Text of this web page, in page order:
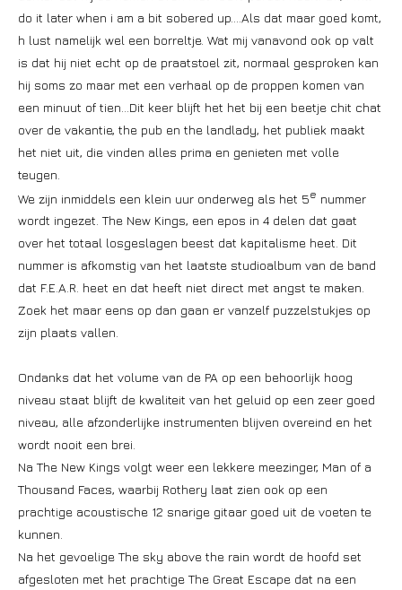
do it later when i am a bit sobered up….Als dat maar goed komt,
h lust namelijk wel een borreltje. Wat mij vanavond ook op valt
is dat hij niet echt op de praatstoel zit, normaal gesproken kan
hij soms zo maar met een verhaal op de proppen komen van
een minuut of tien…Dit keer blijft het het bij een beetje chit chat
over de vakantie, the pub en the landlady, het publiek maakt
het niet uit, die vinden alles prima en genieten met volle
teugen.
We zijn inmiddels een klein uur onderweg als het 5e nummer
wordt ingezet. The New Kings, een epos in 4 delen dat gaat
over het totaal losgeslagen beest dat kapitalisme heet. Dit
nummer is afkomstig van het laatste studioalbum van de band
dat F.E.A.R. heet en dat heeft niet direct met angst te maken.
Zoek het maar eens op dan gaan er vanzelf puzzelstukjes op
zijn plaats vallen.
Ondanks dat het volume van de PA op een behoorlijk hoog
niveau staat blijft de kwaliteit van het geluid op een zeer goed
niveau, alle afzonderlijke instrumenten blijven overeind en het
wordt nooit een brei.
Na The New Kings volgt weer een lekkere meezinger, Man of a
Thousand Faces, waarbij Rothery laat zien ook op een
prachtige acoustische 12 snarige gitaar goed uit de voeten te
kunnen.
Na het gevoelige The sky above the rain wordt de hoofd set
afgesloten met het prachtige The Great Escape dat na een